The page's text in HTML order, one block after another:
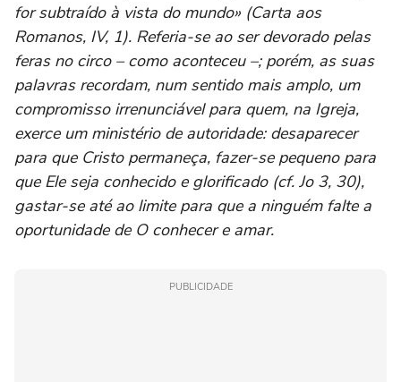
for subtraído à vista do mundo» (Carta aos
Romanos, IV, 1). Referia-se ao ser devorado pelas
feras no circo – como aconteceu –; porém, as suas
palavras recordam, num sentido mais amplo, um
compromisso irrenunciável para quem, na Igreja,
exerce um ministério de autoridade: desaparecer
para que Cristo permaneça, fazer-se pequeno para
que Ele seja conhecido e glorificado (cf. Jo 3, 30),
gastar-se até ao limite para que a ninguém falte a
oportunidade de O conhecer e amar.
PUBLICIDADE